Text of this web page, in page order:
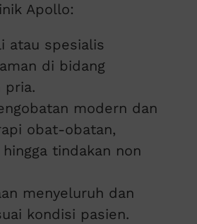
Apollo:
atau spesialis
di bidang
pria.
modern dan
obat-obatan,
tindakan non
menyeluruh dan
kondisi pasien.